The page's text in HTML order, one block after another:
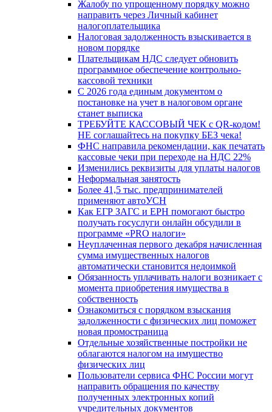
Жалобу по упрощенному порядку можно
направить через Личный кабинет
налогоплательщика
Налоговая задолженность взыскивается в
новом порядке
Плательщикам НДС следует обновить
программное обеспечение контрольно-
кассовой техники
С 2026 года единым документом о
постановке на учет в налоговом органе
станет выписка
ТРЕБУЙТЕ КАССОВЫЙ ЧЕК с QR-кодом!
НЕ соглашайтесь на покупку БЕЗ чека!
ФНС направила рекомендации, как печатать
кассовые чеки при переходе на НДС 22%
Изменились реквизиты для уплаты налогов
Неформальная занятость
Более 41,5 тыс. предпринимателей
применяют автоУСН
Как ЕГР ЗАГС и ЕРН помогают быстро
получать госуслуги онлайн обсудили в
программе «PRO налоги»
Неуплаченная первого декабря начисленная
сумма имущественных налогов
автоматически становится недоимкой
Обязанность уплачивать налоги возникает с
момента приобретения имущества в
собственность
Ознакомиться с порядком взыскания
задолженности с физических лиц поможет
новая промостраница
Отдельные хозяйственные постройки не
облагаются налогом на имущество
физических лиц
Пользователи сервиса ФНС России могут
направить обращения по качеству
полученных электронных копий
учредительных документов